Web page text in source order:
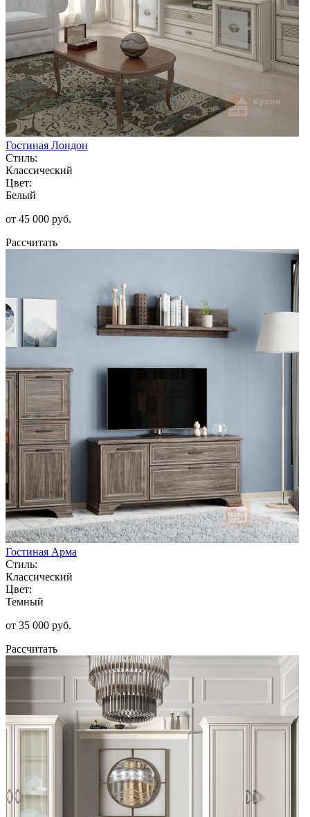
Гостиная Лондон
Стиль:
Классический
Цвет:
Белый
от 45 000 руб.
Рассчитать
Гостиная Арма
Стиль:
Классический
Цвет:
Темный
от 35 000 руб.
Рассчитать